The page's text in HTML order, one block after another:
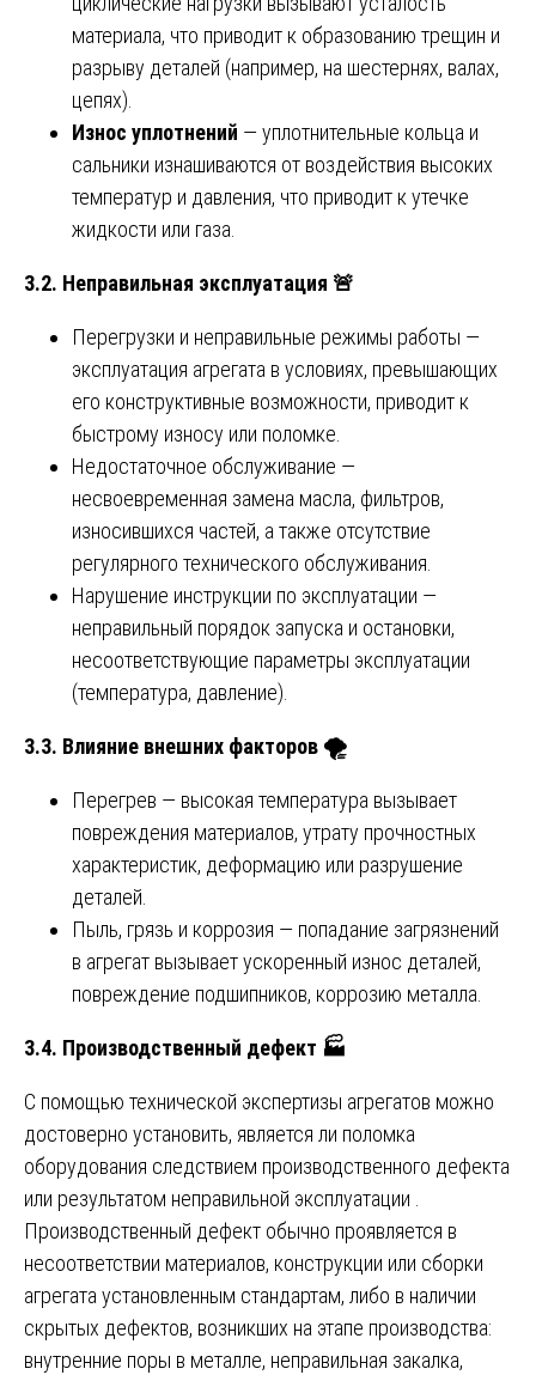
материала, что приводит к образованию трещин и
разрыву деталей (например, на шестернях, валах,
цепях).
Износ уплотнений — уплотнительные кольца и
сальники изнашиваются от воздействия высоких
температур и давления, что приводит к утечке
жидкости или газа.
3.2. Неправильная эксплуатация 🚨
Перегрузки и неправильные режимы работы —
эксплуатация агрегата в условиях, превышающих
его конструктивные возможности, приводит к
быстрому износу или поломке.
Недостаточное обслуживание —
несвоевременная замена масла, фильтров,
износившихся частей, а также отсутствие
регулярного технического обслуживания.
Нарушение инструкции по эксплуатации —
неправильный порядок запуска и остановки,
несоответствующие параметры эксплуатации
(температура, давление).
3.3. Влияние внешних факторов 🌪
Перегрев — высокая температура вызывает
повреждения материалов, утрату прочностных
характеристик, деформацию или разрушение
деталей.
Пыль, грязь и коррозия — попадание загрязнений
в агрегат вызывает ускоренный износ деталей,
повреждение подшипников, коррозию металла.
3.4. Производственный дефект 🏭
С помощью технической экспертизы агрегатов можно
достоверно установить, является ли поломка
оборудования следствием производственного дефекта
или результатом неправильной эксплуатации .
Производственный дефект обычно проявляется в
несоответствии материалов, конструкции или сборки
агрегата установленным стандартам, либо в наличии
скрытых дефектов, возникших на этапе производства:
внутренние поры в металле, неправильная закалка,